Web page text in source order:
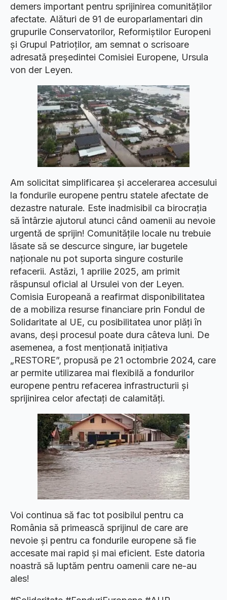
demers important pentru sprijinirea comunităților
afectate. Alături de 91 de europarlamentari din
grupurile Conservatorilor, Reformiștilor Europeni
și Grupul Patrioților, am semnat o scrisoare
adresată președintei Comisiei Europene, Ursula
von der Leyen.
Am solicitat simplificarea și accelerarea accesului
la fondurile europene pentru statele afectate de
dezastre naturale. Este inadmisibil ca birocrația
să întârzie ajutorul atunci când oamenii au nevoie
urgentă de sprijin! Comunitățile locale nu trebuie
lăsate să se descurce singure, iar bugetele
naționale nu pot suporta singure costurile
refacerii. Astăzi, 1 aprilie 2025, am primit
răspunsul oficial al Ursulei von der Leyen.
Comisia Europeană a reafirmat disponibilitatea
de a mobiliza resurse financiare prin Fondul de
Solidaritate al UE, cu posibilitatea unor plăți în
avans, deși procesul poate dura câteva luni. De
asemenea, a fost menționată inițiativa
„RESTORE”, propusă pe 21 octombrie 2024, care
ar permite utilizarea mai flexibilă a fondurilor
europene pentru refacerea infrastructurii și
sprijinirea celor afectați de calamități.
Voi continua să fac tot posibilul pentru ca
România să primească sprijinul de care are
nevoie și pentru ca fondurile europene să fie
accesate mai rapid și mai eficient. Este datoria
noastră să luptăm pentru oamenii care ne-au
ales!